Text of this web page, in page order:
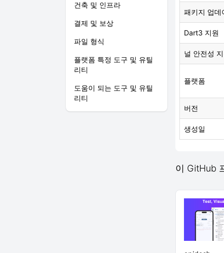
건축 및 인프라
결제 및 보상
파일 형식
플랫폼 특정 도구 및 유틸
리티
도움이 되는 도구 및 유틸
리티
패키지 업데
Dart3 지원
널 안전성
플랫폼
버전
생성일
이 GitHub